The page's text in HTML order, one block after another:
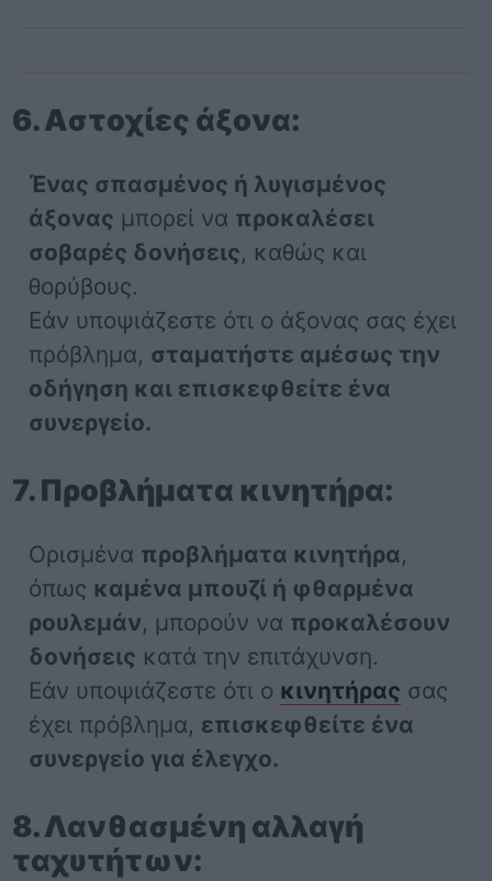
6. Αστοχίες άξονα:
Ένας σπασμένος ή λυγισμένος
άξονας μπορεί να προκαλέσει
σοβαρές δονήσεις, καθώς και
θορύβους.
Εάν υποψιάζεστε ότι ο άξονας σας έχει
πρόβλημα, σταματήστε αμέσως την
οδήγηση και επισκεφθείτε ένα
συνεργείο.
7. Προβλήματα κινητήρα:
Ορισμένα προβλήματα κινητήρα,
όπως καμένα μπουζί ή φθαρμένα
ρουλεμάν, μπορούν να προκαλέσουν
δονήσεις κατά την επιτάχυνση.
Εάν υποψιάζεστε ότι ο κινητήρας σας
έχει πρόβλημα, επισκεφθείτε ένα
συνεργείο για έλεγχο.
8. Λανθασμένη αλλαγή
ταχυτήτων: